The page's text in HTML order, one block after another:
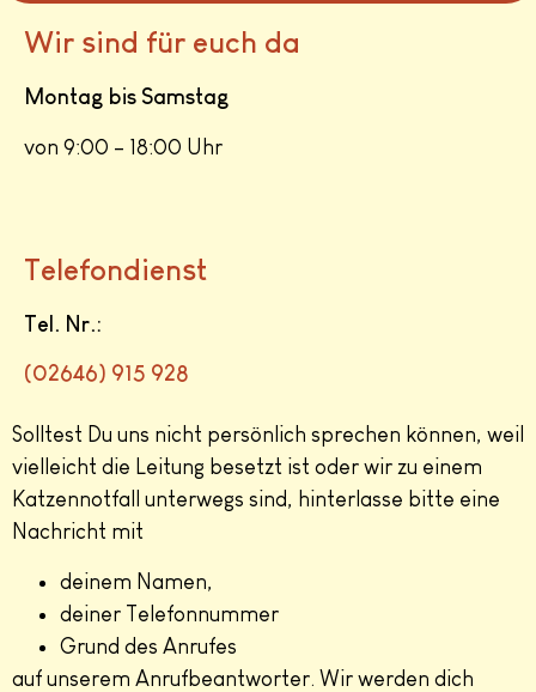
Wir sind für euch da
Montag bis Samstag
von 9:00 – 18:00 Uhr
Telefondienst
Tel. Nr.:
(02646) 915 928
Solltest Du uns nicht persönlich sprechen können, weil
vielleicht die Leitung besetzt ist oder wir zu einem
Katzennotfall unterwegs sind, hinterlasse bitte eine
Nachricht mit
deinem Namen,
deiner Telefonnummer
Grund des Anrufes
auf unserem Anrufbeantworter. Wir werden dich